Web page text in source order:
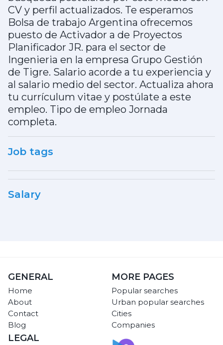
CV y perfil actualizados. Te esperamos
Bolsa de trabajo Argentina ofrecemos
puesto de Activador a de Proyectos
Planificador JR. para el sector de
Ingenieria en la empresa Grupo Gestión
de Tigre. Salario acorde a tu experiencia y
al salario medio del sector. Actualiza ahora
tu currículum vitae y postúlate a este
empleo. Tipo de empleo Jornada
completa.
Job tags
Salary
GENERAL
Home
About
Contact
Blog
MORE PAGES
Popular searches
Urban popular searches
Cities
Companies
LEGAL